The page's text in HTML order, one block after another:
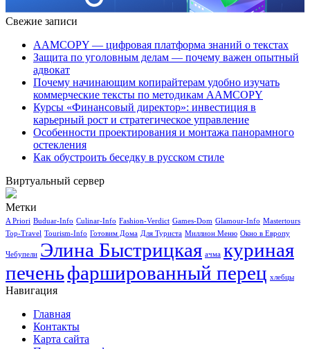
Свежие записи
AAMCOPY — цифровая платформа знаний о текстах
Защита по уголовным делам — почему важен опытный
адвокат
Почему начинающим копирайтерам удобно изучать
коммерческие тексты по методикам AAMCOPY
Курсы «Финансовый директор»: инвестиция в
карьерный рост и стратегическое управление
Особенности проектирования и монтажа панорамного
остекления
Как обустроить беседку в русском стиле
Виртуальный сервер
Метки
A Priori Buduar-Info Culinar-Info Fashion-Verdict Games-Dom Glamour-Info Mastertours
Top-Travel Tourism-Info Готовим Дома Для Туриста Миллион Меню Окно в Европу
Чебупели Элина Быстрицкая ачма куриная
печеньфаршированный перец хлебцы
Навигация
Главная
Контакты
Карта сайта